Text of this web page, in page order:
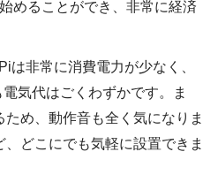
めることができ、非常に経済
は非常に消費電力が少なく、
気代はごくわずかです。ま
め、動作音も全く気になりま
どこにでも気軽に設置できま